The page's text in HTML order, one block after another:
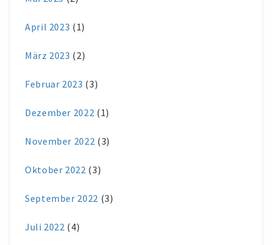
April 2023 (1)
März 2023 (2)
Februar 2023 (3)
Dezember 2022 (1)
November 2022 (3)
Oktober 2022 (3)
September 2022 (3)
Juli 2022 (4)